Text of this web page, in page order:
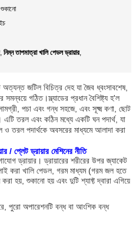
, নিম্ন তাপমাত্রা খালি পেডল ড্রায়ার,
জটিল বিচিত্র দেহ যা জৈব ধ্বংসাবশেষ,
গঠিত।স্ল্যাডের প্রধান বৈশিষ্ট্য হ'ল
পচা এবং গন্ধ সহজে, এবং সূক্ষ্ম কণা, ছোট
এটি তরল এবং কঠিন মধ্যে একটি ঘন পদার্থ, যা
ও তরল পদার্থকে অবসরের মাধ্যমে আলাদা করা
/ প্লেট ড্রায়ার মেশিনের নীতি
ড্রায়ার। ড্রায়ারের শরীরের উপর জ্যাকেট
করা খালি পেডল, গরম মাধ্যম (গরম জল হতে
হয়, শুকানো হয় এবং দুটি শ্যাফ্ট দ্বারা এগিয়ে
পুরো অপারেশনটি বন্ধ বা আংশিক বন্ধ